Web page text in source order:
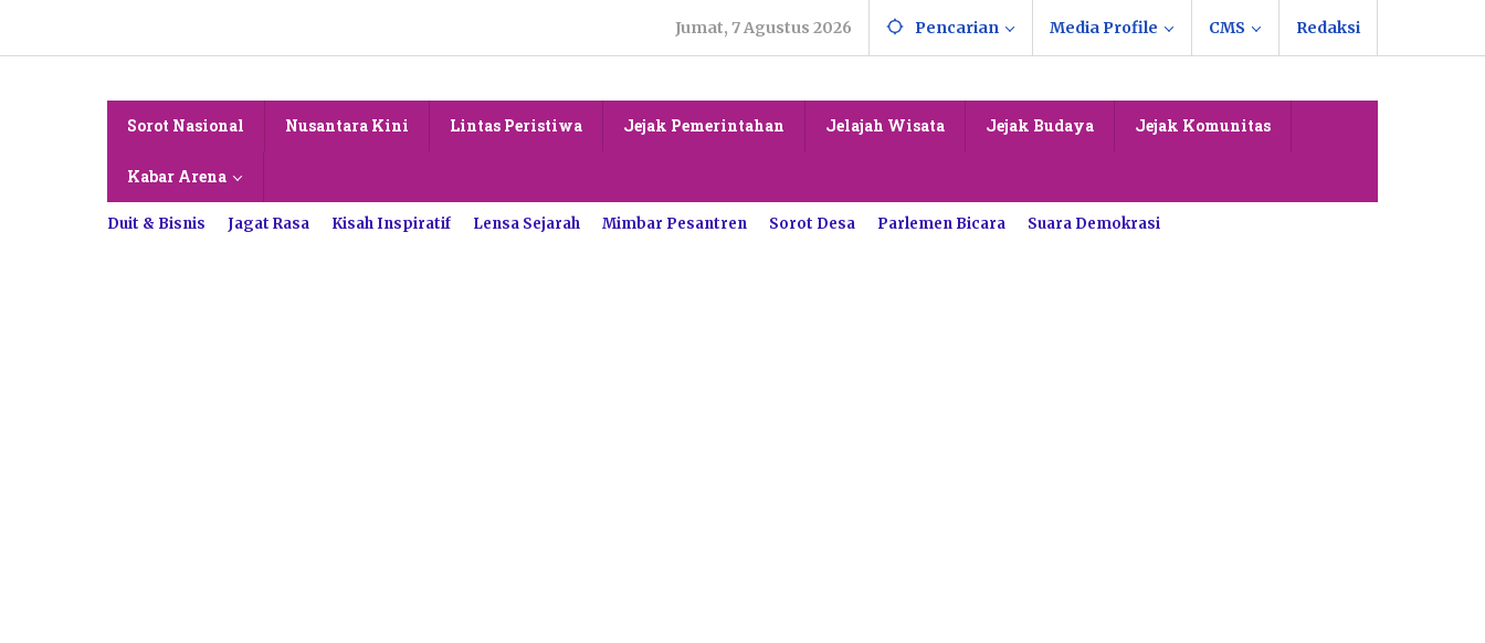
konten
Jumat, 7 Agustus 2026 Pencarian Media Profile CMS Redaksi
Sorot Nasional Nusantara Kini Lintas Peristiwa Jejak Pemerintahan Jelajah Wisata Jejak Budaya Jejak Komunitas
Kabar Arena
Duit & Bisnis Jagat Rasa Kisah Inspiratif Lensa Sejarah Mimbar Pesantren Sorot Desa Parlemen Bicara Suara Demokrasi